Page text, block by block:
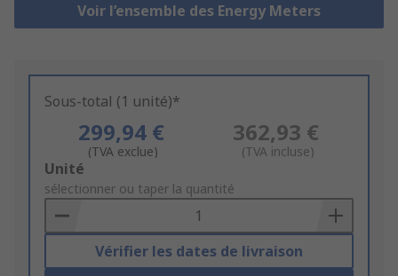
Voir l’ensemble des Energy Meters
Sous-total (1 unité)*
299,94 €
(TVA exclue)
362,93 €
(TVA incluse)
Add
to
Basket
Unité
sélectionner ou taper la quantité
Vérifier les dates de livraison